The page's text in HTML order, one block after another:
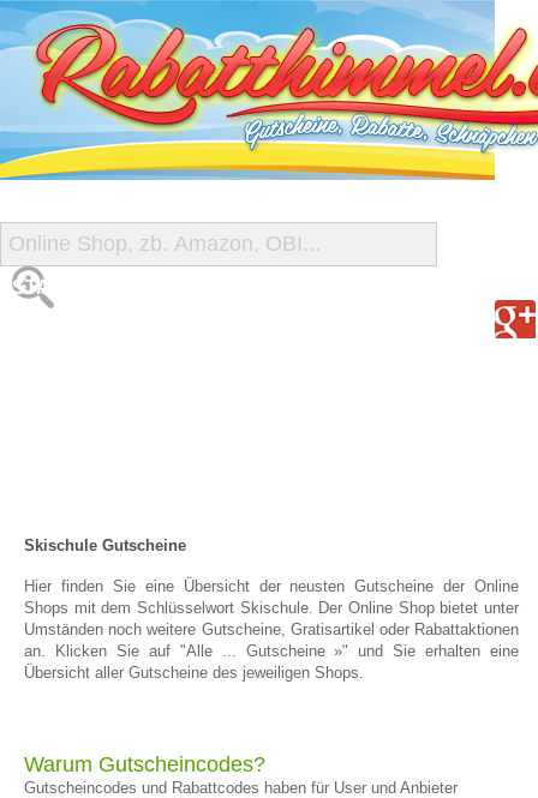
START
Skischule Gutscheine
Hier finden Sie eine Übersicht der neusten Gutscheine der Online
Shops mit dem Schlüsselwort Skischule. Der Online Shop bietet unter
Umständen noch weitere Gutscheine, Gratisartikel oder Rabattaktionen
an. Klicken Sie auf "Alle ... Gutscheine »" und Sie erhalten eine
Übersicht aller Gutscheine des jeweiligen Shops.
Warum Gutscheincodes?
Gutscheincodes und Rabattcodes haben für User und Anbieter